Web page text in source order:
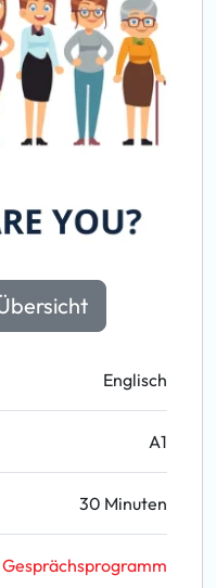
Englisch
A1
30 Minuten
Gesprächsprogramm